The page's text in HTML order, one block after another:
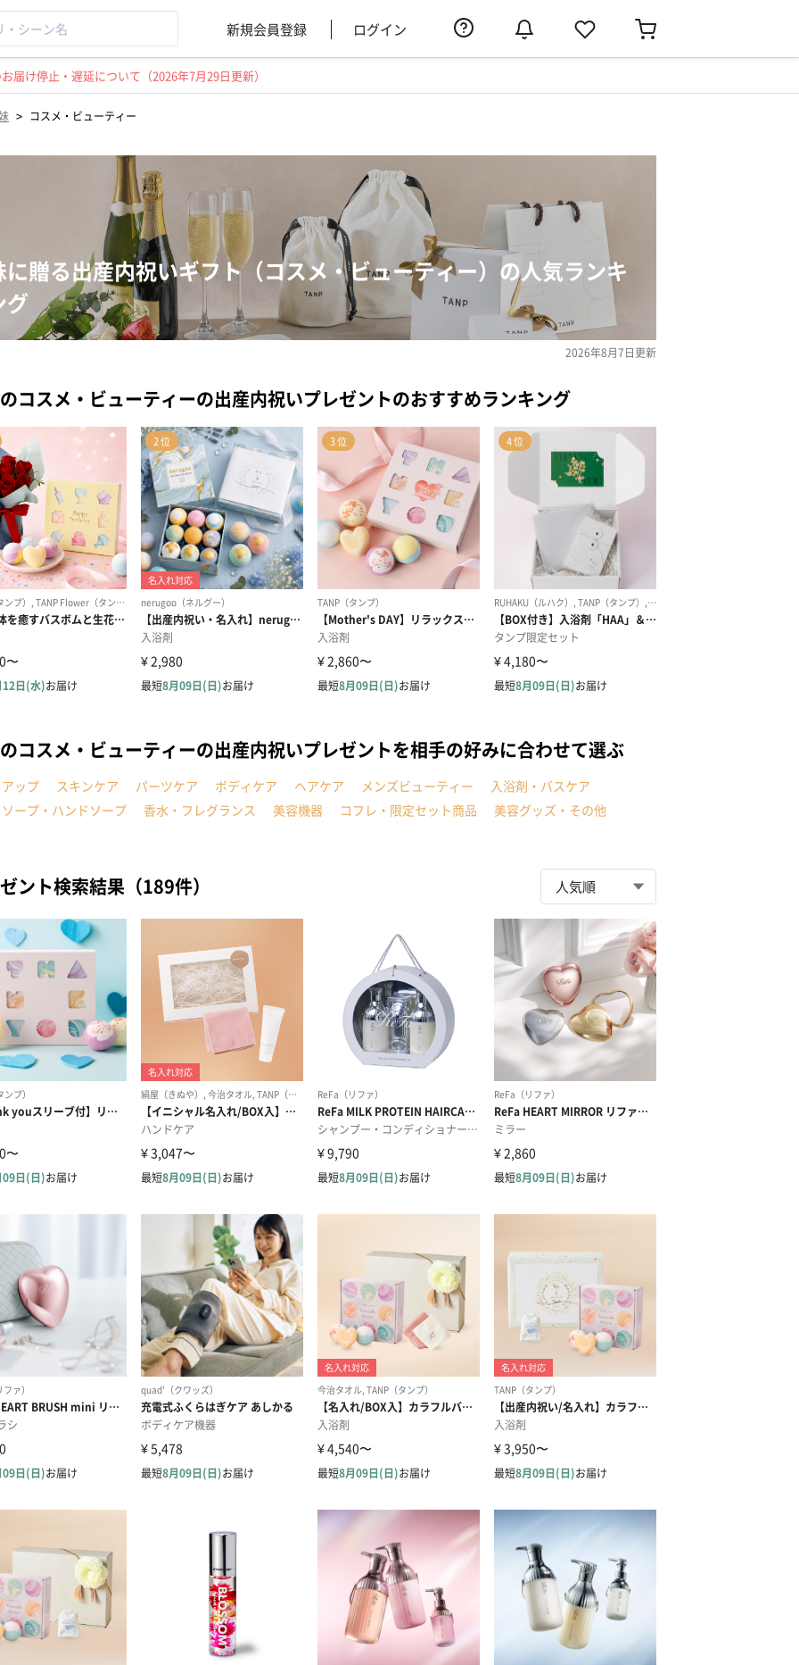
新規会員登録 ログイン
け停止・遅延について（2026年7月29日更新）
> コスメ・ビューティー
に贈る出産内祝いギフト（コスメ・ビューティー）の人気ランキ
グ
2026年8月7日更新
コスメ・ビューティーの出産内祝いプレゼントのおすすめランキング
コスメ・ビューティーの出産内祝いプレゼントを相手の好みに合わせて選ぶ
ップ スキンケア パーツケア ボディケア ヘアケア メンズビューティー
入浴剤・バスケア
ープ・ハンドソープ
香水・フレグランス 美容機器 コフレ・限定セット商品 美容グッズ・その他
ント検索結果（189件）